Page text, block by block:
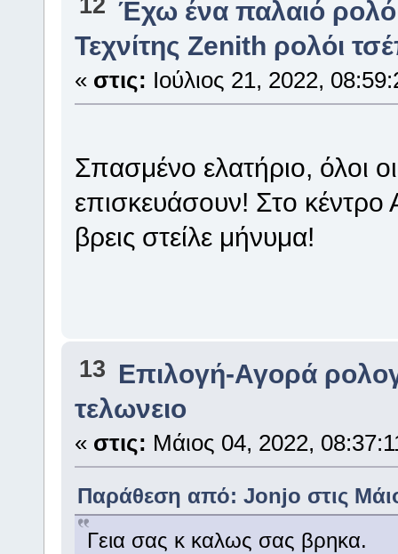
Έχω ένα παλαιό
Τεχνίτης Zenith ρολόι
« στις: Ιούλιος 21, 2022,
Σπασμένο ελατήριο, όλοι
επισκευάσουν! Στο
βρεις στείλε μήνυμα!
13 Επιλογή-Αγορά
τελωνειο
« στις: Μάιος 04, 2022,
Παράθεση από: Jonjo στις
Γεια σας κ καλως σας βρηκα.